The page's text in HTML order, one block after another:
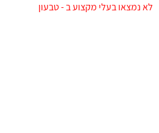
לא נמצאו בעלי מקצוע ב - טבעון